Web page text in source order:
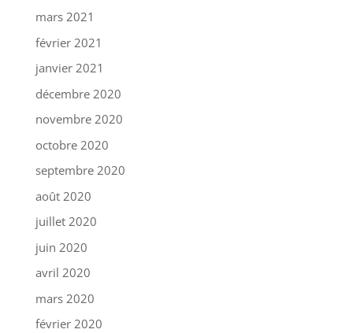
mars 2021
février 2021
janvier 2021
décembre 2020
novembre 2020
octobre 2020
septembre 2020
août 2020
juillet 2020
juin 2020
avril 2020
mars 2020
février 2020